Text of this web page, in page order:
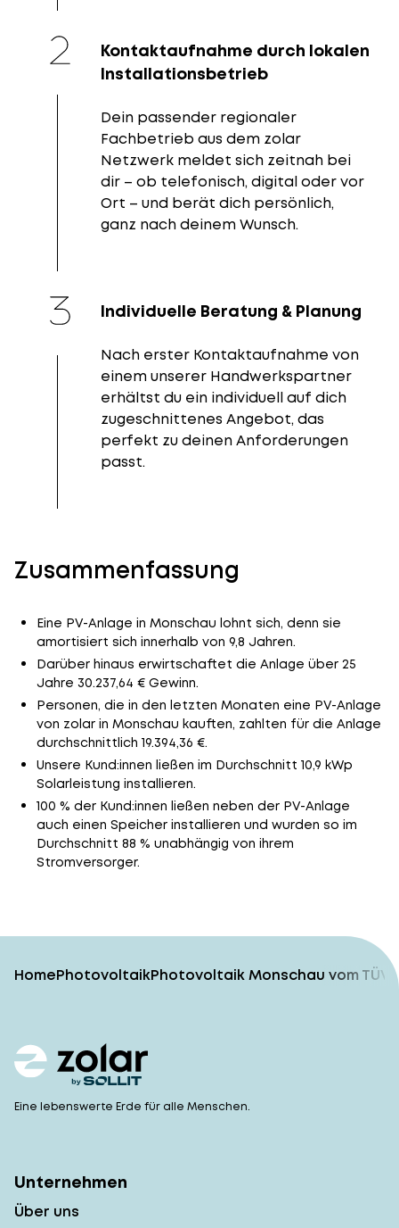
Kontaktaufnahme durch lokalen
Installationsbetrieb
Dein passender regionaler
Fachbetrieb aus dem zolar
Netzwerk meldet sich zeitnah bei
dir – ob telefonisch, digital oder vor
Ort – und berät dich persönlich,
ganz nach deinem Wunsch.
Individuelle Beratung & Planung
Nach erster Kontaktaufnahme von
einem unserer Handwerkspartner
erhältst du ein individuell auf dich
zugeschnittenes Angebot, das
perfekt zu deinen Anforderungen
passt.
Zusammenfassung
Eine PV-Anlage in Monschau lohnt sich, denn sie
amortisiert sich innerhalb von 9,8 Jahren.
Darüber hinaus erwirtschaftet die Anlage über 25
Jahre 30.237,64 € Gewinn.
Personen, die in den letzten Monaten eine PV-Anlage
von zolar in Monschau kauften, zahlten für die Anlage
durchschnittlich 19.394,36 €.
Unsere Kund:innen ließen im Durchschnitt 10,9 kWp
Solarleistung installieren.
100 % der Kund:innen ließen neben der PV-Anlage
auch einen Speicher installieren und wurden so im
Durchschnitt 88 % unabhängig von ihrem
Stromversorger.
HomePhotovoltaikPhotovoltaik Monschau vom
Eine lebenswerte Erde für alle Menschen.
Unternehmen
Über uns